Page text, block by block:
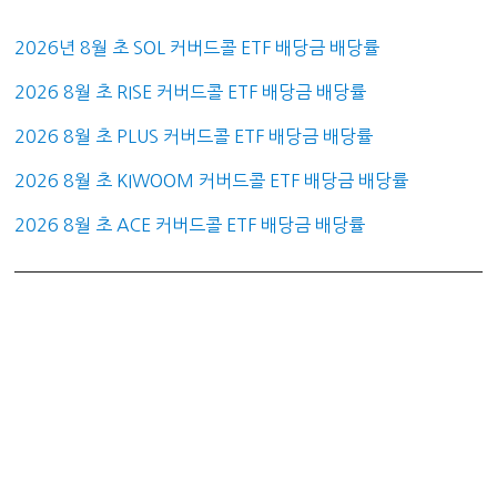
2026년 8월 초 SOL 커버드콜 ETF 배당금 배당률
2026 8월 초 RISE 커버드콜 ETF 배당금 배당률
2026 8월 초 PLUS 커버드콜 ETF 배당금 배당률
2026 8월 초 KIWOOM 커버드콜 ETF 배당금 배당률
2026 8월 초 ACE 커버드콜 ETF 배당금 배당률